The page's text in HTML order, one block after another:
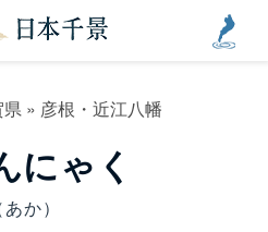
» 彦根・近江八幡
にゃく
あか）